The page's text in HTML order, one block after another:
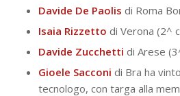
Davide De Paolis di Roma
Isaia Rizzetto di Verona (2^
Davide Zucchetti di Arese
Gioele Sacconi di Bra ha
tecnologo, con targa alla